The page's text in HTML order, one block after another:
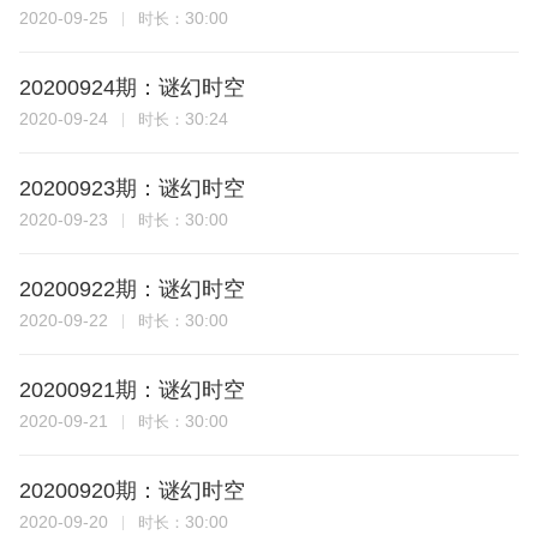
2020-09-25 时长： 30:00
20200924期：谜幻时空
2020-09-24 时长： 30:24
20200923期：谜幻时空
2020-09-23 时长： 30:00
20200922期：谜幻时空
2020-09-22 时长： 30:00
20200921期：谜幻时空
2020-09-21 时长： 30:00
20200920期：谜幻时空
2020-09-20 时长： 30:00